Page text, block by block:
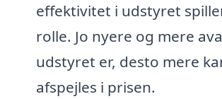
effektivitet i udstyret
rolle. Jo nyere og mere
udstyret er, desto mere
afspejles i prisen.